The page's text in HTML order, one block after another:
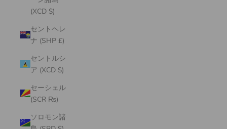
(XCD $)
セントヘレ
ナ (SHP £)
セントルシ
ア (XCD $)
セーシェル
(SCR ₨)
ソロモン諸